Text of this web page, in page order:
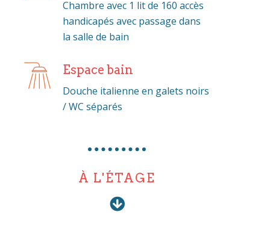
Chambre avec 1 lit de 160 accès
handicapés avec passage dans
la salle de bain
Espace bain
Douche italienne en galets noirs
/ WC séparés
À L'ÉTAGE